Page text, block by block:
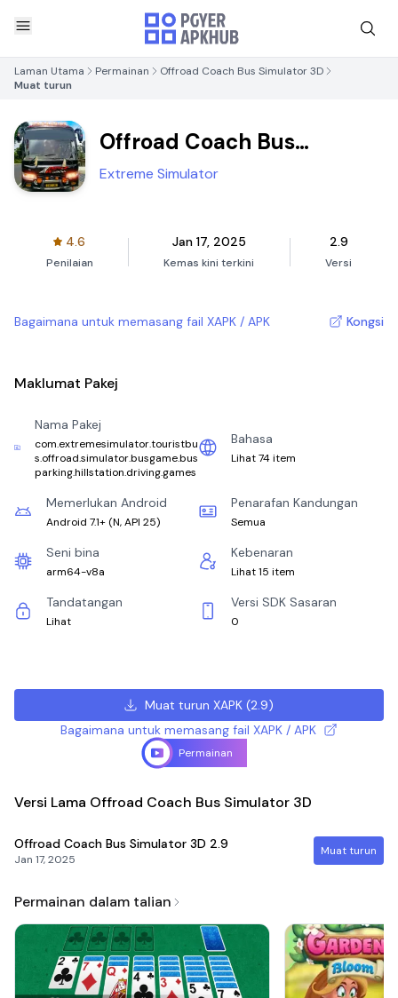
Laman Utama Permainan
Offroad Coach Bus Simulator 3D
Muat turun
Offroad Coach Bus
Simulator 3D
Extreme Simulator
4.6
Penilaian
Jan 17, 2025
Kemas kini terkini
2.9
Versi
Bagaimana untuk memasang fail XAPK / APK Kongsi
Maklumat Pakej
Nama Pakej
com.extremesimulator.touristbu
s.offroad.simulator.busgame.bus
parking.hillstation.driving.games
Bahasa
Lihat 74 item
Memerlukan Android
Android 7.1+ (N, API 25)
Penarafan Kandungan
Semua
Seni bina
arm64-v8a
Kebenaran
Lihat 15 item
Tandatangan
Lihat
Versi SDK Sasaran
0
Muat turun XAPK (2.9)
Bagaimana untuk memasang fail XAPK / APK
Permainan
Versi Lama Offroad Coach Bus Simulator 3D
Offroad Coach Bus Simulator 3D 2.9
Jan 17, 2025
Muat turun
Permainan dalam talian